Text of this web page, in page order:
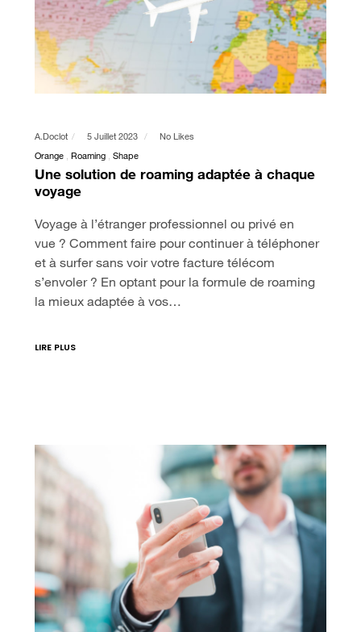
A.doclot 5 Juillet 2023 No Likes
Orange Roaming Shape
Une solution de roaming adaptée à chaque
voyage
Voyage à l’étranger professionnel ou privé en
vue ? Comment faire pour continuer à téléphoner
et à surfer sans voir votre facture télécom
s’envoler ? En optant pour la formule de roaming
la mieux adaptée à vos…
LIRE PLUS